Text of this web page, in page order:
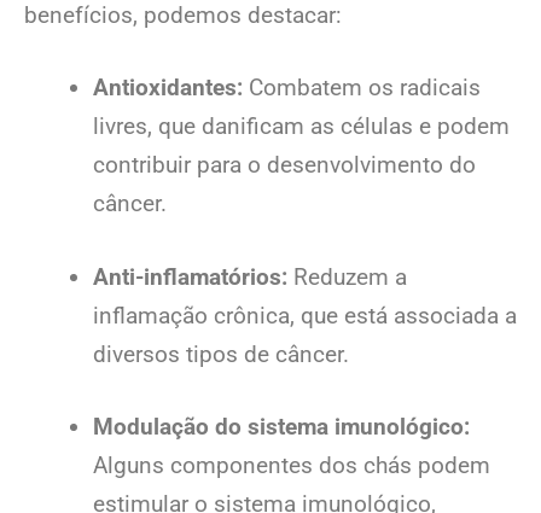
benefícios, podemos destacar:
Antioxidantes: Combatem os radicais
livres, que danificam as células e podem
contribuir para o desenvolvimento do
câncer.
Anti-inflamatórios: Reduzem a
inflamação crônica, que está associada a
diversos tipos de câncer.
Modulação do sistema imunológico:
Alguns componentes dos chás podem
estimular o sistema imunológico,